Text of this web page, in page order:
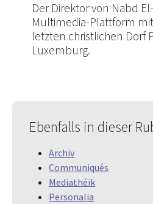
Der Direktor von Nabd
Multimedia-Plattform
letzten christlichen Dorf
Luxemburg.
Ebenfalls in dieser
Archiv
Communiqués
Mediathéik
Personalia